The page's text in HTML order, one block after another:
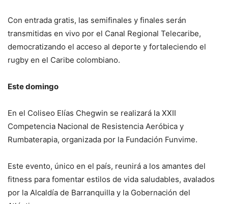
Con entrada gratis, las semifinales y finales serán
transmitidas en vivo por el Canal Regional Telecaribe,
democratizando el acceso al deporte y fortaleciendo el
rugby en el Caribe colombiano.
Este domingo
En el Coliseo Elías Chegwin se realizará la XXII
Competencia Nacional de Resistencia Aeróbica y
Rumbaterapia, organizada por la Fundación Funvime.
Este evento, único en el país, reunirá a los amantes del
fitness para fomentar estilos de vida saludables, avalados
por la Alcaldía de Barranquilla y la Gobernación del